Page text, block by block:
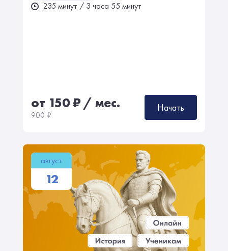
235 минут / 3 часа 55 минут
от 150₽/ мес.
900 ₽
Начать
август
12